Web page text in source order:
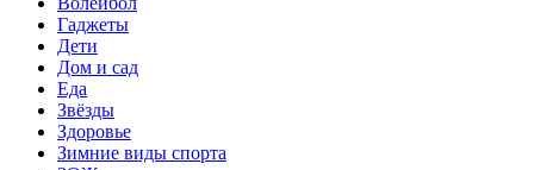
Гаджеты
Дети
Дом и сад
Еда
Звёзды
Здоровье
Зимние виды спорта